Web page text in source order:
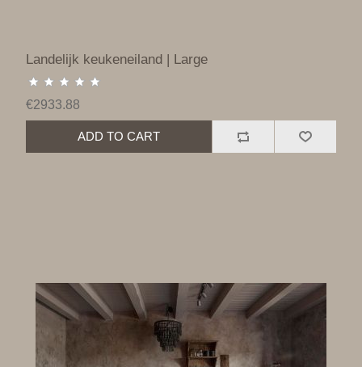
Landelijk keukeneiland | Large
€2933.88
ADD TO CART